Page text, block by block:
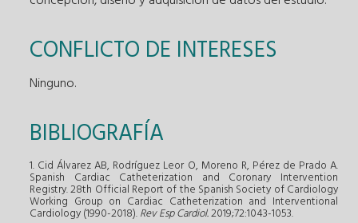
CONFLICTO DE INTERESES
Ninguno.
BIBLIOGRAFÍA
1. Cid Álvarez AB, Rodríguez Leor O, Moreno R, Pérez de Prado A.
Spanish Cardiac Catheterization and Coronary Intervention
Registry. 28th Official Report of the Spanish Society of Cardiology
Working Group on Cardiac Catheterization and Interventional
Cardiology (1990-2018).Rev Esp Cardiol.2019;72:1043-1053.